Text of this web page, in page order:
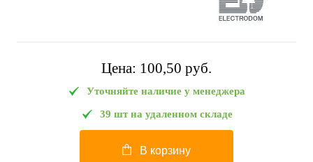
Цена: 100,50 pуб.
Уточняйте наличие у менеджера
39 шт на удаленном складе
В корзину